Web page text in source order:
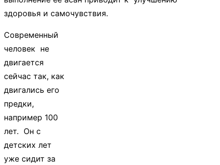
здоровья и самочувствия.
Современный
человек не
двигается
сейчас так, как
двигались его
предки,
например 100
лет. Он с
детских лет
уже сидит за